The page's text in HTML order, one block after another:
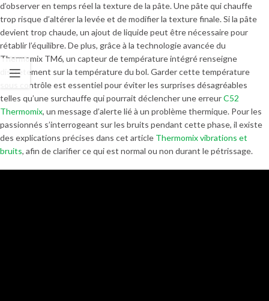
d’observer en temps réel la texture de la pâte. Une pâte qui chauffe
trop risque d’altérer la levée et de modifier la texture finale. Si la pâte
devient trop chaude, un ajout de liquide peut être nécessaire pour
rétablir l’équilibre. De plus, grâce à la technologie avancée du
Thermomix TM6, un capteur de température intégré renseigne
discrètement sur la température du bol. Garder cette température
sous contrôle est essentiel pour éviter les surprises désagréables
telles qu’une surchauffe qui pourrait déclencher une erreurC52
Thermomix, un message d’alerte lié à un problème thermique. Pour les
passionnés s’interrogeant sur les bruits pendant cette phase, il existe
des explications précises dans cet article Thermomix vibrations et
bruits, afin de clarifier ce qui est normal ou non durant le pétrissage.